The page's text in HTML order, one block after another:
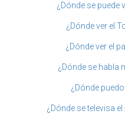
¿Dónde se puede
¿Dónde ver el
¿Dónde ver el
¿Dónde se habla
¿Dónde
¿Dónde se televisa